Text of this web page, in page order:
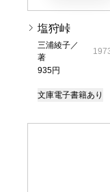
塩狩峠
三浦綾子／
著
935円
文庫電子書籍あり